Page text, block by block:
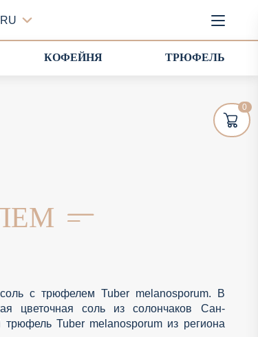
RU
КОФЕЙНЯ ТРЮФЕЛЬ
с трюфелем Tuber melanosporum. В
цветочная соль из солончаков Сан-
Tuber melanosporum из региона
0